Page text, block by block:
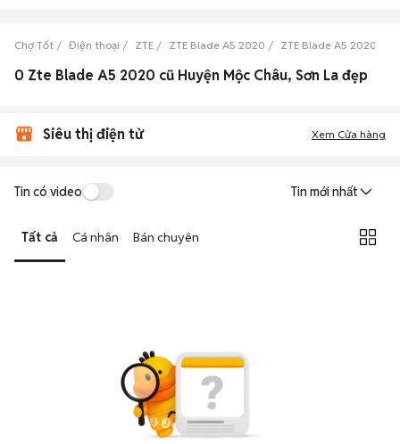
Chợ Tốt Điện thoại ZTE ZTE Blade A5 2020 ZTE Blade A5 2020 Sơn
0 Zte Blade A5 2020 cũ Huyện Mộc Châu, Sơn La đẹp
Siêu thị điện tử Xem Cửa hàng
Tin có video Tin mới nhất
Tất cả Cá nhân Bán chuyên